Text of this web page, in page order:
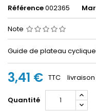
Référence002365
Note
Guide de plateau cyclique
3,41 € TTC
Quantité